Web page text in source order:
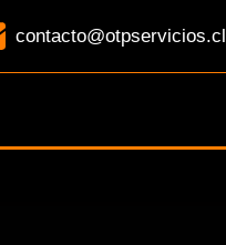
contacto@otpservicios.cl